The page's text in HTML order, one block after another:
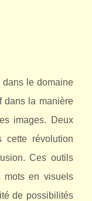
dans le domaine
dans la manière
images. Deux
cette révolution
Ces outils
mots en visuels
de possibilités